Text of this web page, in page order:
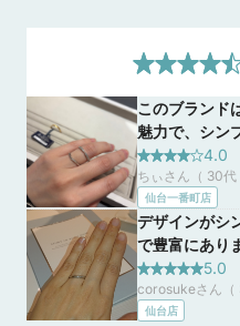
このブランド
魅力で、シン
れているのが
こない美しさ
も自然に馴染
け心地の良さ
な指輪として
た。
4.0
ちぃさん（ 30代
仙台一番町店
デザインがシ
で豊富にあり
く、海外ブラ
にありいろい
ました。また
5.0
corosukeさん（
仙台店